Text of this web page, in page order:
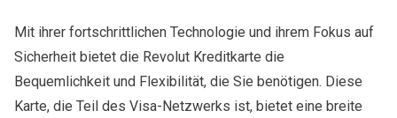
Mit ihrer fortschrittlichen Technologie und ihrem Fokus auf
Sicherheit bietet die Revolut Kreditkarte die
Bequemlichkeit und Flexibilität, die Sie benötigen. Diese
Karte, die Teil des Visa-Netzwerks ist, bietet eine breite